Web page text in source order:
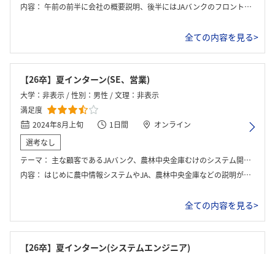
内容： 午前の前半に会社の概要説明、後半にはJAバンクのフロントシステムの改修案の個人ワークとグループワークを行った。昼休憩を挟んで午後前半には農林中央金庫の勘定系システムの再構築案の個人ワークとグループワークを行い、最後に社員との座談会があって終了した。
全ての内容を見る>
【26卒】夏インターン(SE、営業)
大学：非表示 / 性別：男性 / 文理：非表示
満足度
2024年8月上旬
1日間
オンライン
選考なし
テーマ： 主な顧客であるJAバンク、農林中央金庫むけのシステム開発をグループワークで行う。
内容： はじめに農中情報システムやJA、農林中央金庫などの説明があった。その後、配られた資料をもとにJAバンクへのシステム開発、お昼休憩を挟んで農林中央金庫向けのシステム開発をそれぞれグループワークで行い、終了後発表。全て終了後に社員との座談会やパネルトークがあった。
全ての内容を見る>
【26卒】夏インターン(システムエンジニア)